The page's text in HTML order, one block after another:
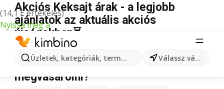
(14,1 E értékelés)
Nyissa meg a
Üzletek, kategóriák, termékek keresése... Válassz várost
Akciós Keksajt árak - a legjobb
ajánlatok az aktuális akciós
újságokban⏳
Nincs találat erre a kifejezésre.
Akciós Keksajt – Hol lehet
megvásárolni?